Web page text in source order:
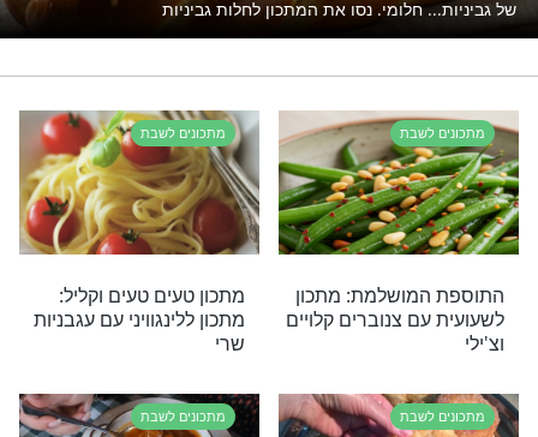
לשבת
תוכן בנושא מתכונים לשבת
לכבוד שבת. אז תחשבו שאתם מוסיפים להם גם טעם